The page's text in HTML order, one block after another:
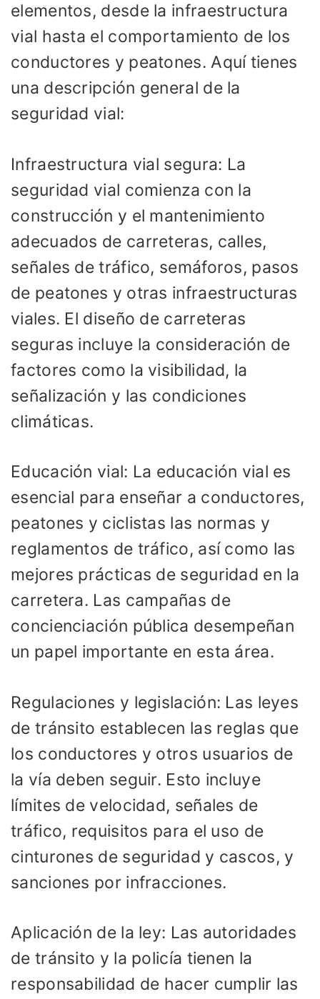
elementos, desde la infraestructura
vial hasta el comportamiento de los
conductores y peatones. Aquí tienes
una descripción general de la
seguridad vial:
Infraestructura vial segura: La
seguridad vial comienza con la
construcción y el mantenimiento
adecuados de carreteras, calles,
señales de tráfico, semáforos, pasos
de peatones y otras infraestructuras
viales. El diseño de carreteras
seguras incluye la consideración de
factores como la visibilidad, la
señalización y las condiciones
climáticas.
Educación vial: La educación vial es
esencial para enseñar a conductores,
peatones y ciclistas las normas y
reglamentos de tráfico, así como las
mejores prácticas de seguridad en la
carretera. Las campañas de
concienciación pública desempeñan
un papel importante en esta área.
Regulaciones y legislación: Las leyes
de tránsito establecen las reglas que
los conductores y otros usuarios de
la vía deben seguir. Esto incluye
límites de velocidad, señales de
tráfico, requisitos para el uso de
cinturones de seguridad y cascos, y
sanciones por infracciones.
Aplicación de la ley: Las autoridades
de tránsito y la policía tienen la
responsabilidad de hacer cumplir las